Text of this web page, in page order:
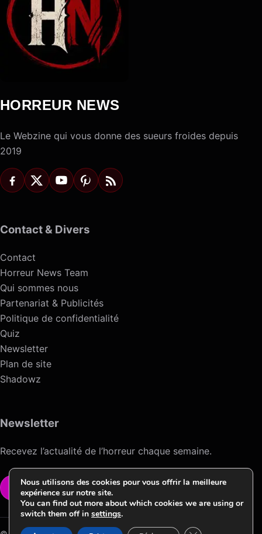
HORREUR NEWS
Le Webzine qui vous donne des sueurs froides depuis
2019
Contact & Divers
Contact
Horreur News Team
Qui sommes nous
Partenariat & Publicités
Politique de confidentialité
Quiz
Newsletter
Plan de site
Shadowz
Newsletter
Recevez l’actualité de l’horreur chaque semaine.
VOIR LA NEWSLETTER
Nous utilisons des cookies pour vous offrir la meilleure
expérience sur notre site.
You can find out more about which cookies we are using or
switch them off in settings.